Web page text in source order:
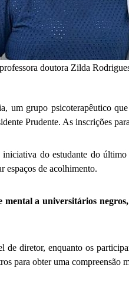
doutora Zilda
um grupo psicoterapêutico
Prudente. As inscrições
iniciativa do estudante do
espaços de acolhimento.
mental a universitários negros,
de diretor, enquanto os
para obter uma compreensão